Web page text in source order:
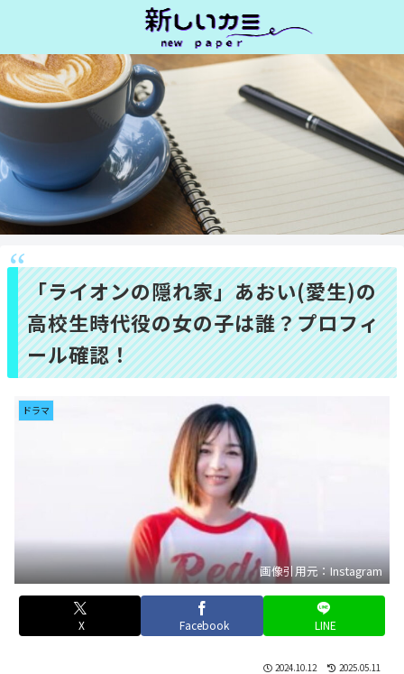
「ライオンの隠れ家」あおい(愛生)の
高校生時代役の女の子は誰？プロフィ
ール確認！
ドラマ
画像引用元：Instagram
X Facebook LINE
2024.10.12 2025.05.11